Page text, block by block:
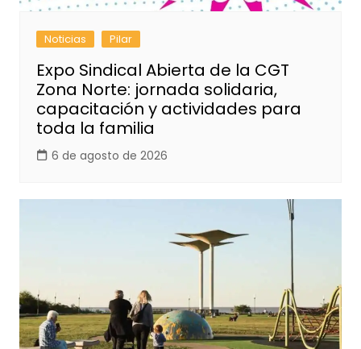
Noticias Pilar
Expo Sindical Abierta de la CGT
Zona Norte: jornada solidaria,
capacitación y actividades para
toda la familia
6 de agosto de 2026